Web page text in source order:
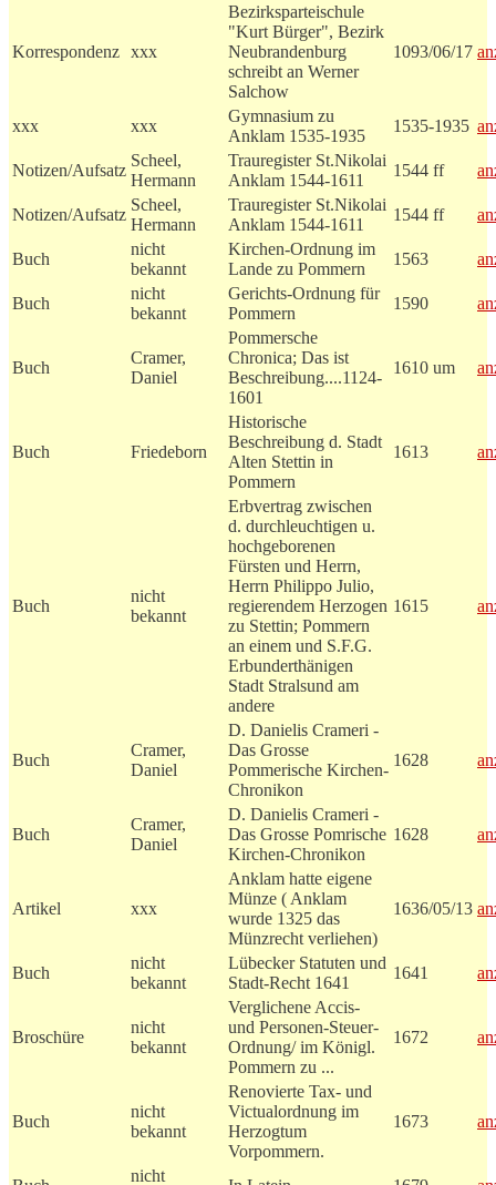
Korrespondenz xxx
Bezirksparteischule
"Kurt Bürger", Bezirk
Neubrandenburg
schreibt an Werner
Salchow
1093/06/17
xxx xxx
Gymnasium zu
Anklam 1535-1935
1535-1935
Notizen/Aufsatz
Scheel,
Hermann
Trauregister St.Nikolai
Anklam 1544-1611
1544 ff
Notizen/Aufsatz
Scheel,
Hermann
Trauregister St.Nikolai
Anklam 1544-1611
1544 ff
Buch
nicht
bekannt
Kirchen-Ordnung im
Lande zu Pommern
1563
Buch
nicht
bekannt
Gerichts-Ordnung für
Pommern
1590
Buch
Cramer,
Daniel
Pommersche
Chronica; Das ist
Beschreibung....1124-
1601
1610 um
Buch Friedeborn
Historische
Beschreibung d. Stadt
Alten Stettin in
Pommern
1613
Buch
nicht
bekannt
Erbvertrag zwischen
d. durchleuchtigen u.
hochgeborenen
Fürsten und Herrn,
Herrn Philippo Julio,
regierendem Herzogen
zu Stettin; Pommern
an einem und S.F.G.
Erbunderthänigen
Stadt Stralsund am
andere
1615
Buch
Cramer,
Daniel
D. Danielis Crameri -
Das Grosse
Pommerische Kirchen-
Chronikon
1628
Buch
Cramer,
Daniel
D. Danielis Crameri -
Das Grosse Pomrische
Kirchen-Chronikon
1628
Artikel xxx
Anklam hatte eigene
Münze ( Anklam
wurde 1325 das
Münzrecht verliehen)
1636/05/13
Buch
nicht
bekannt
Lübecker Statuten und
Stadt-Recht 1641
1641
Broschüre
nicht
bekannt
Verglichene Accis-
und Personen-Steuer-
Ordnung/ im Königl.
Pommern zu ...
1672
Buch
nicht
bekannt
Renovierte Tax- und
Victualordnung im
Herzogtum
Vorpommern.
1673
nicht